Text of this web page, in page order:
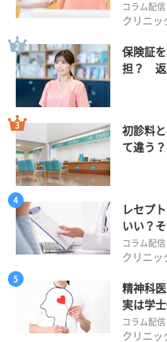
コラム配信
クリニッ
保険証
担？ 返
初診料
て違う
レセプ
いい？
コラム配信
クリニッ
精神科
実は学
コラム配信
クリニッ